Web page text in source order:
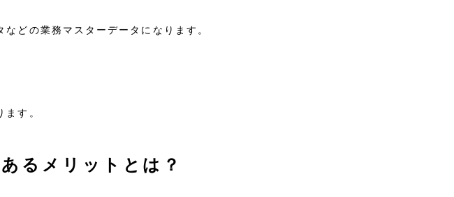
どの業務マスターデータになります。
す。
るメリットとは？